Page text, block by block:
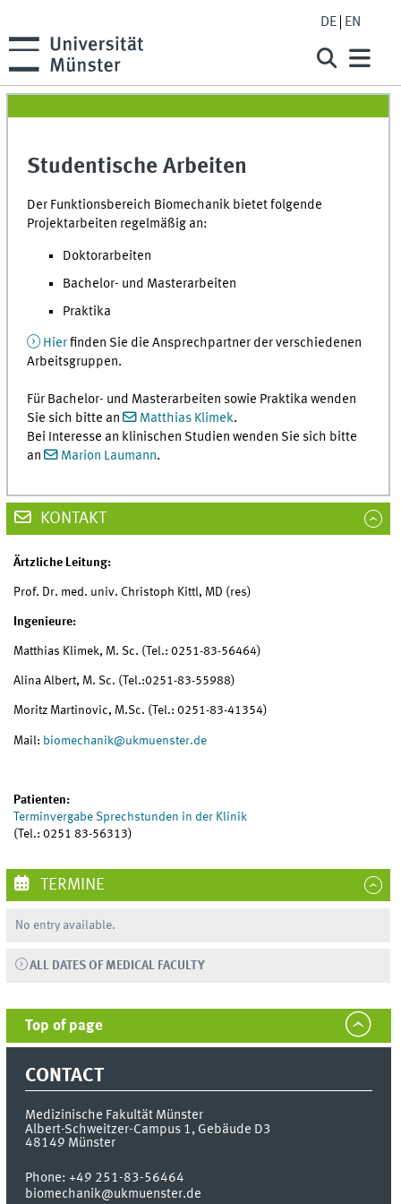
DE EN
Studentische Arbeiten
Der Funktionsbereich Biomechanik bietet folgende
Projektarbeiten regelmäßig an:
Doktorarbeiten
Bachelor- und Masterarbeiten
Praktika
Hierfinden Sie die Ansprechpartner der verschiedenen
Arbeitsgruppen.
Für Bachelor- und Masterarbeiten sowie Praktika wenden
Sie sich bitte an
Matthias Klimek.
Bei Interesse an klinischen Studien wenden Sie sich bitte
an
Marion Laumann.
KONTAKT
Ärtzliche Leitung:
Prof. Dr. med. univ. Christoph Kittl, MD (res)
Ingenieure:
Matthias Klimek, M. Sc. (Tel.: 0251-83-56464)
Alina Albert, M. Sc. (Tel.:0251-83-55988)
Moritz Martinovic, M.Sc. (Tel.: 0251-83-41354)
Mail: biomechanik@ukmuenster.de
Patienten:
Terminvergabe Sprechstunden in der Klinik
(Tel.: 0251 83-56313)
TERMINE
No entry available.
ALL DATES OF MEDICAL FACULTY
Top of page
CONTACT
Medizinische Fakultät Münster
Albert-Schweitzer-Campus 1, Gebäude D3
48149 Münster
Phone:+49 251-83-56464
biomechanik@ukmuenster.de